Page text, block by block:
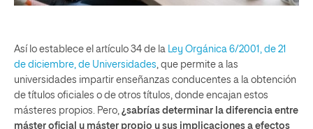
Así lo establece el artículo 34 de la Ley Orgánica 6/2001, de 21
de diciembre, de Universidades, que permite a las
universidades impartir enseñanzas conducentes a la obtención
de títulos oficiales o de otros títulos, donde encajan estos
másteres propios. Pero, ¿sabrías determinar la diferencia entre
máster oficial y máster propio y sus implicaciones a efectos